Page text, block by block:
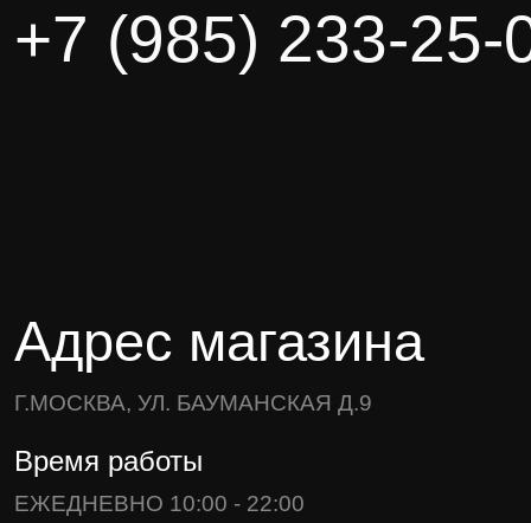
+7 (985) 233-25-
Адрес магазина
Г.МОСКВА, УЛ. БАУМАНСКАЯ Д.9
Время работы
ЕЖЕДНЕВНО 10:00 - 22:00